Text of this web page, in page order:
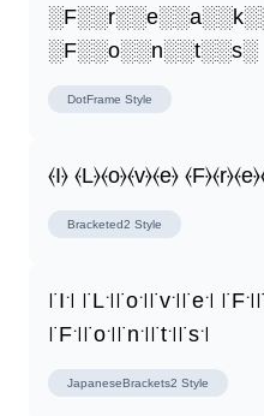
░F░░o░░n░░t░░s░
DotFrame Style
⦑I⦒ ⦑L⦒⦑o⦒⦑v⦒⦑e⦒
Bracketed2 Style
꜍I꜉ ꜍L꜉꜍o꜉꜍v꜉꜍e꜉
꜍F꜉꜍o꜉꜍n꜉꜍t꜉꜍s꜉
JapaneseBrackets2 Style